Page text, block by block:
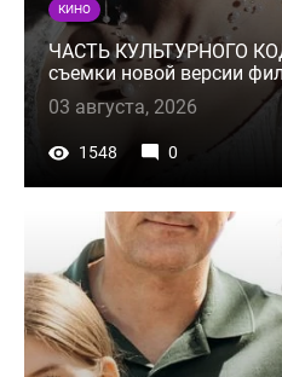
КИНО
ЧАСТЬ КУЛЬТУРНОГО
съемки новой версии
03 августа, 2026
1548 0